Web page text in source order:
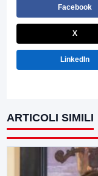
Facebook
X
LinkedIn
ARTICOLI SIMILI